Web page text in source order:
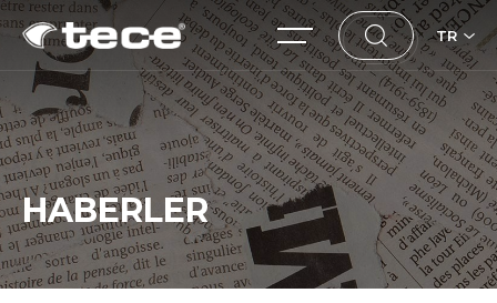
TR
HABERLER